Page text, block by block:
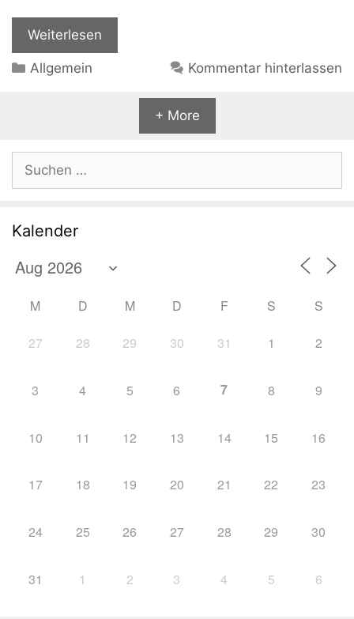
Weiterlesen
Kategorien
Allgemein Kommentar hinterlassen
+ More
nach:
Kalender
M D M D F S S
27 28 29 30 31 1 2
3 4 5 6 7 8 9
10 11 12 13 14 15 16
17 18 19 20 21 22 23
24 25 26 27 28 29 30
31 1 2 3 4 5 6